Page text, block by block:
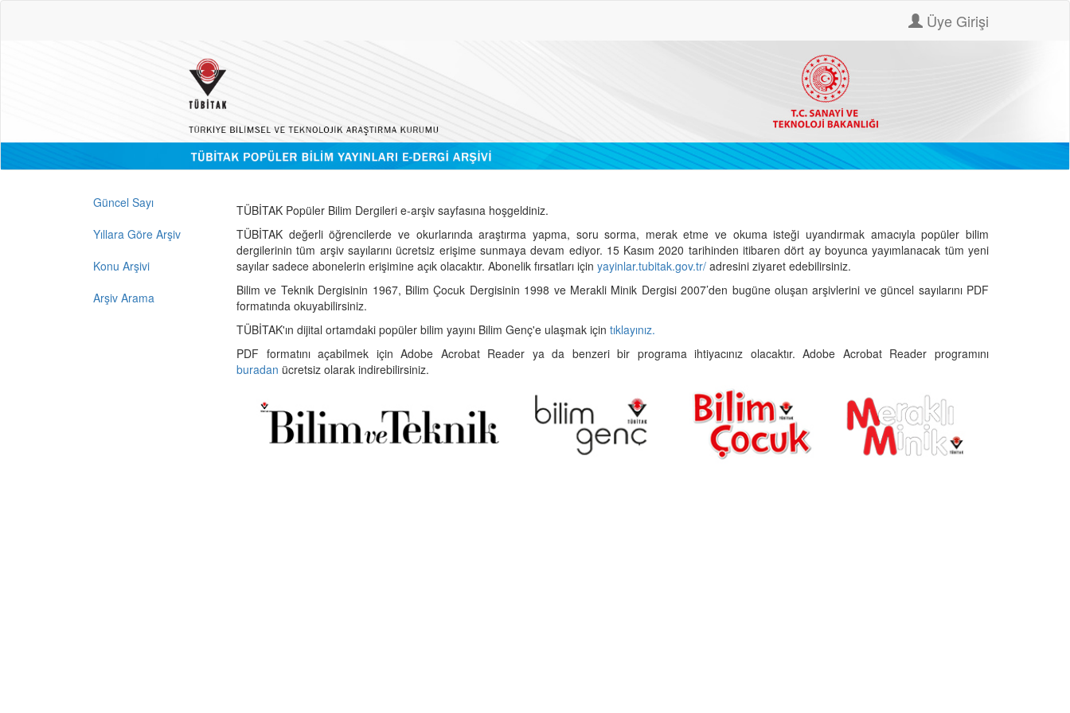
Üye Girişi
Güncel Sayı
Yıllara Göre Arşiv
Konu Arşivi
Arşiv Arama
TÜBİTAK Popüler Bilim Dergileri e-arşiv sayfasına hoşgeldiniz.
TÜBİTAK değerli öğrencilerde ve okurlarında araştırma yapma, soru sorma, merak etme ve okuma isteği uyandırmak amacıyla popüler bilim
dergilerinin tüm arşiv sayılarını ücretsiz erişime sunmaya devam ediyor. 15 Kasım 2020 tarihinden itibaren dört ay boyunca yayımlanacak tüm yeni
sayılar sadece abonelerin erişimine açık olacaktır. Abonelik fırsatları için yayinlar.tubitak.gov.tr/ adresini ziyaret edebilirsiniz.
Bilim ve Teknik Dergisinin 1967, Bilim Çocuk Dergisinin 1998 ve Merakli Minik Dergisi 2007’den bugüne oluşan arşivlerini ve güncel sayılarını PDF
formatında okuyabilirsiniz.
TÜBİTAK'ın dijital ortamdaki popüler bilim yayını Bilim Genç'e ulaşmak için tıklayınız.
PDF formatını açabilmek için Adobe Acrobat Reader ya da benzeri bir programa ihtiyacınız olacaktır. Adobe Acrobat Reader programını
buradan ücretsiz olarak indirebilirsiniz.